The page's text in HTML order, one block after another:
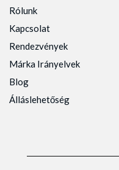
Rólunk
Kapcsolat
Rendezvények
Márka Irányelvek
Blog
Álláslehetőség